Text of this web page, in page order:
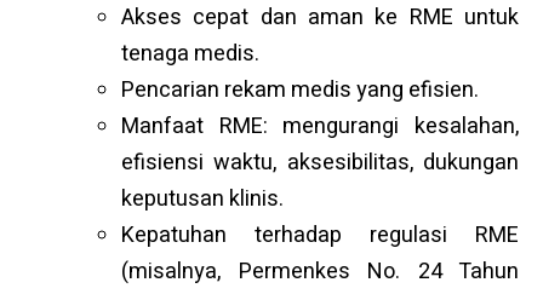
Akses cepat dan aman ke RME untuk
tenaga medis.
Pencarian rekam medis yang efisien.
Manfaat RME: mengurangi kesalahan,
efisiensi waktu, aksesibilitas, dukungan
keputusan klinis.
Kepatuhan terhadap regulasi RME
(misalnya, Permenkes No. 24 Tahun